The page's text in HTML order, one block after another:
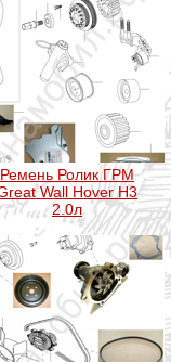
Ремень Ролик ГРМ
Wall Hover H3
2.0л